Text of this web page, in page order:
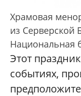
Храмовая
из Серверской
Национальная
Этот
событиях,